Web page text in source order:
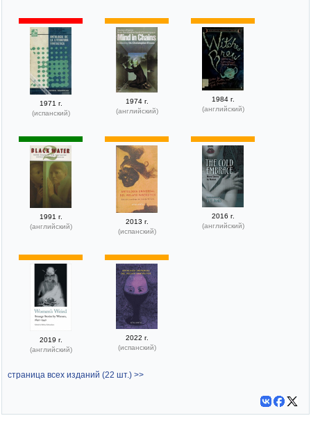
1971 г.
(испанский)
1974 г.
(английский)
1984 г.
(английский)
1991 г.
(английский)
2013 г.
(испанский)
2016 г.
(английский)
2019 г.
(английский)
2022 г.
(испанский)
страница всех изданий (22 шт.) >>